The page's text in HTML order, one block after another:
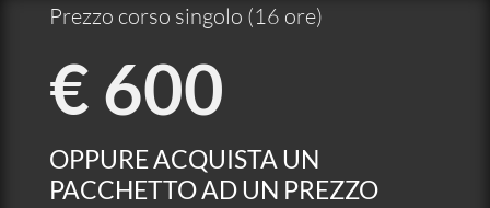
Prezzo corso singolo (16 ore)
€ 600
OPPURE ACQUISTA UN
PACCHETTO AD UN PREZZO